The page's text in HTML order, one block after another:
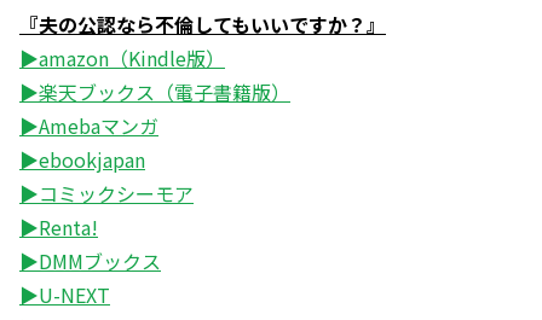
『夫の公認なら不倫してもいいですか？』
▶amazon（Kindle版）
▶楽天ブックス（電子書籍版）
▶Amebaマンガ
▶ebookjapan
▶コミックシーモア
▶Renta!
▶DMMブックス
▶U-NEXT